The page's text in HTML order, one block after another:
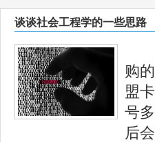
谈谈社会工程学的一些思路
黑
购
盟
号
后